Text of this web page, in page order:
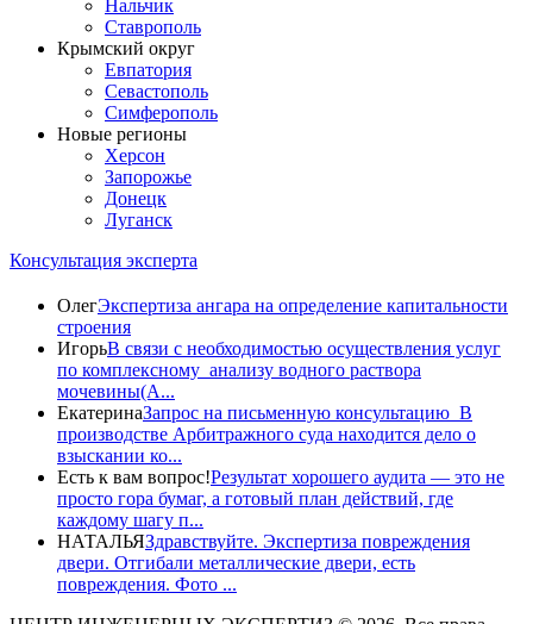
Нальчик
Ставрополь
Крымский округ
Евпатория
Севастополь
Симферополь
Новые регионы
Херсон
Запорожье
Донецк
Луганск
Консультация эксперта
ОлегЭкспертиза ангара на определение капитальности
строения
ИгорьВ связи с необходимостью осуществления услуг
по комплексному анализу водного раствора
мочевины(A...
ЕкатеринаЗапрос на письменную консультацию В
производстве Арбитражного суда находится дело о
взыскании ко...
Есть к вам вопрос!Результат хорошего аудита — это не
просто гора бумаг, а готовый план действий, где
каждому шагу п...
НАТАЛЬЯЗдравствуйте. Экспертиза повреждения
двери. Отгибали металлические двери, есть
повреждения. Фото ...